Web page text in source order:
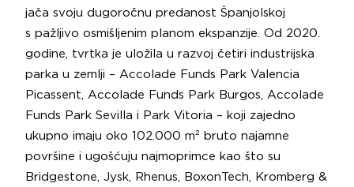
jača svoju dugoročnu predanost Španjolskoj
s pažljivo osmišljenim planom ekspanzije. Od 2020.
godine, tvrtka je uložila u razvoj četiri industrijska
parka u zemlji – Accolade Funds Park Valencia
Picassent, Accolade Funds Park Burgos, Accolade
Funds Park Sevilla i Park Vitoria – koji zajedno
ukupno imaju oko 102.000 m² bruto najamne
površine i ugošćuju najmoprimce kao što su
Bridgestone, Jysk, Rhenus, BoxonTech, Kromberg &